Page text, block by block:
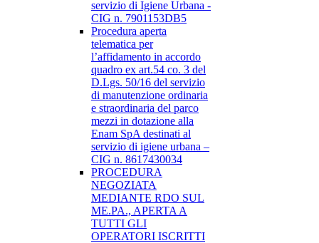
servizio di Igiene Urbana -
CIG n. 7901153DB5
Procedura aperta
telematica per
l’affidamento in accordo
quadro ex art.54 co. 3 del
D.Lgs. 50/16 del servizio
di manutenzione ordinaria
e straordinaria del parco
mezzi in dotazione alla
Enam SpA destinati al
servizio di igiene urbana –
CIG n. 8617430034
PROCEDURA
NEGOZIATA
MEDIANTE RDO SUL
ME.PA., APERTA A
TUTTI GLI
OPERATORI ISCRITTI